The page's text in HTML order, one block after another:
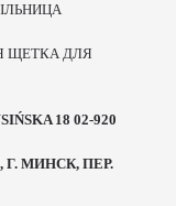
ЩЕТКА ДЛЯ
18 02-920
МИНСК, ПЕР.